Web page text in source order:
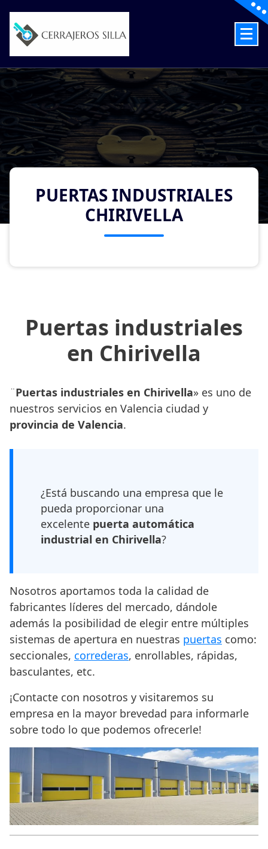
content
PUERTAS INDUSTRIALES
CHIRIVELLA
Puertas industriales
en Chirivella
¨Puertas industriales en Chirivella» es uno de
nuestros servicios en Valencia ciudad y
provincia de Valencia.
¿Está buscando una empresa que le
pueda proporcionar una
excelente puerta automática
industrial en Chirivella?
Nosotros aportamos toda la calidad de
fabricantes líderes del mercado, dándole
además la posibilidad de elegir entre múltiples
sistemas de apertura en nuestras puertas como:
seccionales, correderas, enrollables, rápidas,
basculantes, etc.
¡Contacte con nosotros y visitaremos su
empresa en la mayor brevedad para informarle
sobre todo lo que podemos ofrecerle!